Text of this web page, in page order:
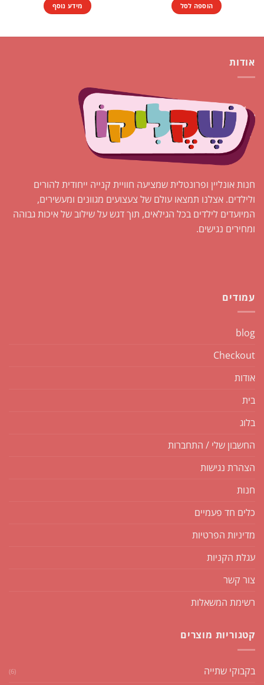
הוספה לסל מידע נוסף
אודות
חנות אונליין ופרונטלית שמציעה חוויית קנייה ייחודית להורים
ולילדים. אצלנו תמצאו עולם של צעצועים מגוונים ומעשירים,
המיועדים לילדים בכל הגילאים, תוך דגש על שילוב של איכות גבוהה
ומחירים נגישים.
עמודים
blog
Checkout
אודות
בית
בלוג
החשבון שלי / התחברות
הצהרת נגישות
חנות
כלים חד פעמיים
מדיניות הפרטיות
עגלת הקניות
צור קשר
רשימת המשאלות
קטגוריות מוצרים
בקבוקי שתייה (6)